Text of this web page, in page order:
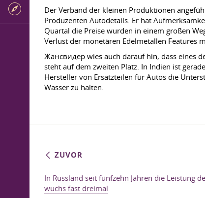
Der Verband der kleinen Produktionen
Produzenten Autodetails. Er hat
Quartal die Preise wurden in einem großen
Verlust der monetären Edelmetallen
Жансвидер wies auch darauf hin, dass eines
steht auf dem zweiten Platz. In Indien ist
Hersteller von Ersatzteilen für Autos die
Wasser zu halten.
ZUVOR
In Russland seit fünfzehn Jahren die Leistung
wuchs fast dreimal